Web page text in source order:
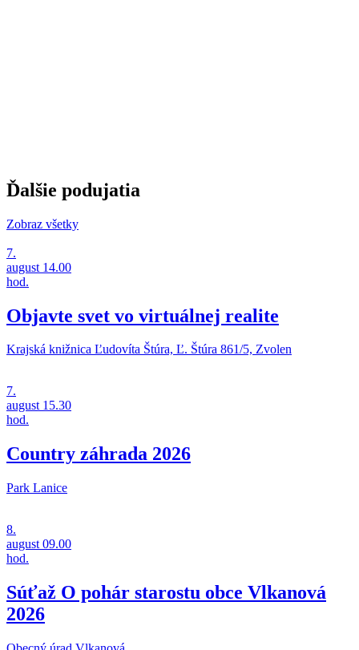
Ďalšie podujatia
Zobraz všetky
7.
august 14.00
hod.
Objavte svet vo virtuálnej realite
Krajská knižnica Ľudovíta Štúra, Ľ. Štúra 861/5, Zvolen
7.
august 15.30
hod.
Country záhrada 2026
Park Lanice
8.
august 09.00
hod.
Súťaž O pohár starostu obce Vlkanová
2026